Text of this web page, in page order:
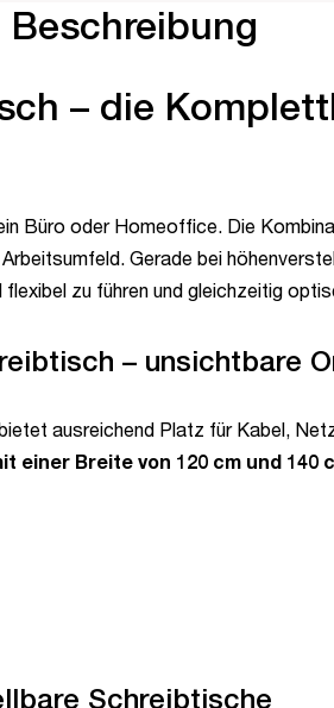
Beschreibung
– die
Büro oder Homeoffice. Die
Gerade bei
zu führen und gleichzeitig
– unsichtbare
ausreichend Platz für Kabel,
einer Breite von 120 cm und 140
Schreibtische